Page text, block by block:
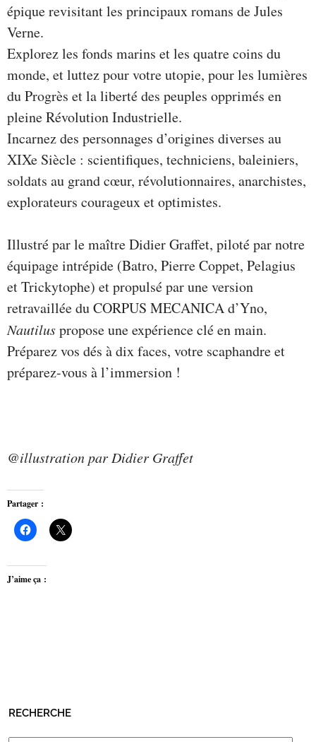
épique revisitant les principaux romans de Jules
Verne.
Explorez les fonds marins et les quatre coins du
monde, et luttez pour votre utopie, pour les lumières
du Progrès et la liberté des peuples opprimés en
pleine Révolution Industrielle.
Incarnez des personnages d’origines diverses au
XIXe Siècle : scientifiques, techniciens, baleiniers,
soldats au grand cœur, révolutionnaires, anarchistes,
explorateurs courageux et optimistes.
Illustré par le maître Didier Graffet, piloté par notre
équipage intrépide (Batro, Pierre Coppet, Pelagius
et Trickytophe) et propulsé par une version
retravaillée du CORPUS MECANICA d’Yno,
Nautiluspropose une expérience clé en main.
Préparez vos dés à dix faces, votre scaphandre et
préparez-vous à l’immersion !
@illustration par Didier Graffet
Partager :
J’aime ça :
RECHERCHE